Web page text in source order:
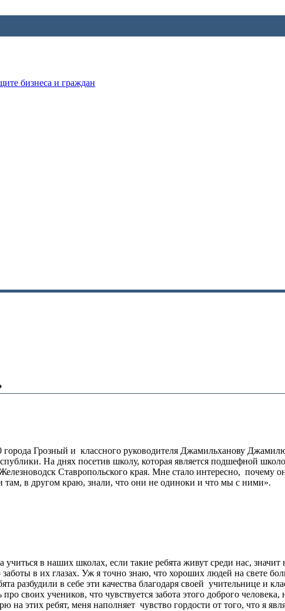
бизнеса и граждан
Грозный и классного руководителя Джамильханову
На днях посетив школу, которая является подшефной
Ставропольского края. Мне стало интересно, почему
в другом краю, знали, что они не одиноки и что мы с ними».
в наших школах, если такие ребята живут среди нас,
в их глазах. Уж я точно знаю, что хороших людей на свете
разбудили в себе эти качества благодаря своей учительнице и
своих учеников, что чувствуется забота этого доброго человека,
этих ребят, меня наполняет чувство гордости от того, что я